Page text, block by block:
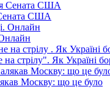
Сената США
стрілу". Як Україні
Москву: що це було